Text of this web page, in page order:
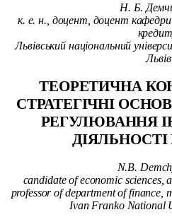
Н. Б.
к. е. н., доцент, доцент кафедри
Львівський національний
Львів
ТЕОРЕТИЧНА
СТРАТЕГІЧНІ
РЕГУЛЮВАННЯ
ДІЯЛЬНОСТІ
N.В.
candidate of economic sciences,
professor of department of finance,
Ivan Franko National